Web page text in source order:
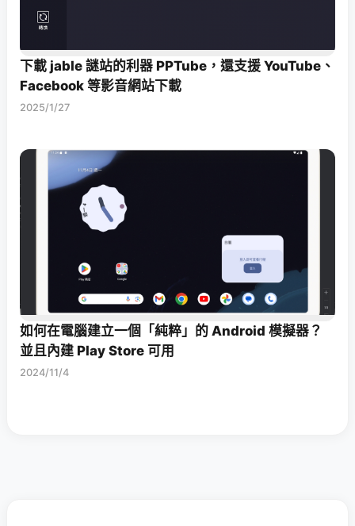
下載 jable 謎站的利器 PPTube，還支援 YouTube、
Facebook 等影音網站下載
2025/1/27
如何在電腦建立一個「純粹」的 Android 模擬器？
並且內建 Play Store 可用
2024/11/4